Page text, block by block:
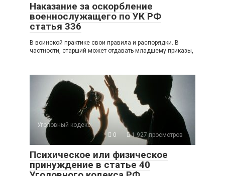
Наказание за оскорбление
военнослужащего по УК РФ
статья 336
В воинской практике свои правила и распорядки. В
частности, старший может отдавать младшему приказы,
Уголовный кодекс
0
1 927 просмотров
Психическое или физическое
принуждение в статье 40